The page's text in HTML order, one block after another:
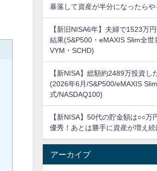
暴落して資産が半分になったらや
【新旧NISA6年】夫婦で1523万
結果(S&P500・eMAXIS Slim全世
VYM・SCHD)
【新NISA】総額約2489万投資し
(2026年6月/S&P500/eMAXIS
式/NASDAQ100)
【新NISA】50代の貯金額は○○万
優秀！あとは勝手に資産が増え続
アーカイブ